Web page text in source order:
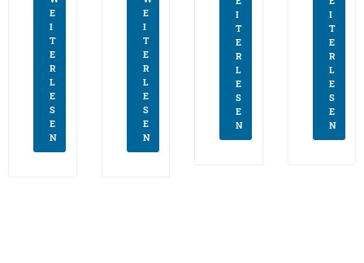
E
I
T
E
R
L
E
S
E
N
E
I
T
E
R
L
E
S
E
N
I
T
E
R
L
E
S
E
N
I
T
E
R
L
E
S
E
N